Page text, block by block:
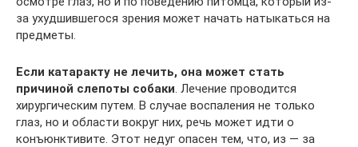
за ухудшившегося зрения может начать натыкаться на
предметы.
Если катаракту не лечить, она может стать
причиной слепоты собаки. Лечение проводится
хирургическим путем. В случае воспаления не только
глаз, но и области вокруг них, речь может идти о
конъюнктивите. Этот недуг опасен тем, что, из — за